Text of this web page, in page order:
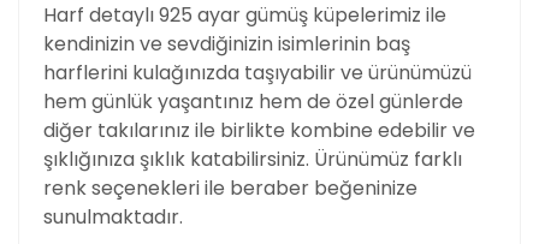
Harf detaylı 925 ayar gümüş küpelerimiz ile
kendinizin ve sevdiğinizin isimlerinin baş
harflerini kulağınızda taşıyabilir ve ürünümüzü
hem günlük yaşantınız hem de özel günlerde
diğer takılarınız ile birlikte kombine edebilir ve
şıklığınıza şıklık katabilirsiniz. Ürünümüz farklı
renk seçenekleri ile beraber beğeninize
sunulmaktadır.